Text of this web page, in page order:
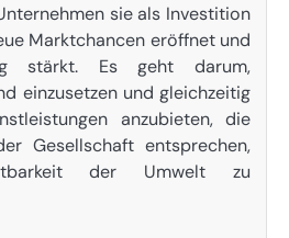
sie als Investition
Marktchancen eröffnet und
stärkt. Es geht darum,
einzusetzen und gleichzeitig
anzubieten, die
Gesellschaft entsprechen,
der Umwelt zu